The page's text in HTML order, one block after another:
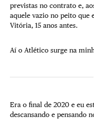
previstas no contrato e,
aquele vazio no peito que
Vitória, 15 anos antes.
Aí o Atlético surge na
Era o final de 2020 e eu
descansando e pensando